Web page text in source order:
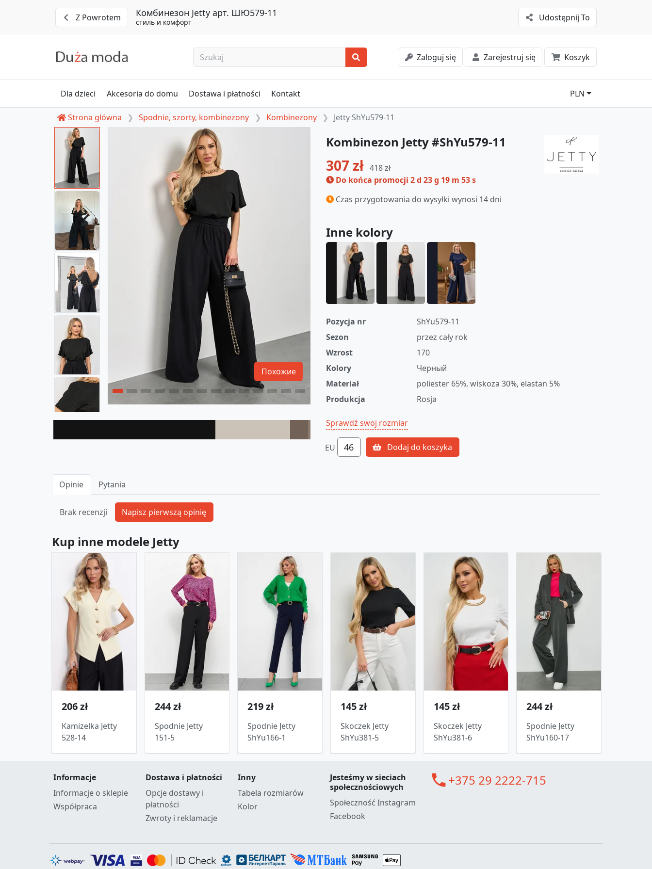
Z Powrotem Комбинезон Jetty арт. ШЮ579-11
стиль и комфорт Udostępnij To
Zaloguj się Zarejestruj się Koszyk
Dla dzieci Akcesoria do domu Dostawa i płatności Kontakt PLN
Strona główna Spodnie, szorty, kombinezony Kombinezony Jetty ShYu579-11
Похожие
Kombinezon Jetty #ShYu579-11
307 zł 418 zł
Do końca promocji 2 d 23 g 19 m 52 s
Czas przygotowania do wysyłki wynosi 14 dni
Inne kolory
Pozycja nr
ShYu579-11
Sezon
przez cały rok
Wzrost
170
Kolory
Черный
Materiał
poliester 65%, wiskoza 30%, elastan 5%
Produkcja
Rosja
Sprawdź swoj rozmiar
EU 46 Dodaj do koszyka
Opinie Pytania
Brak recenzji
Kup inne modele Jetty
206 zł
Kamizelka Jetty
528-14
244 zł
Spodnie Jetty
151-5
219 zł
Spodnie Jetty
ShYu166-1
145 zł
Skoczek Jetty
ShYu381-5
145 zł
Skoczek Jetty
ShYu381-6
244 zł
Spodnie Jetty
ShYu160-17
Informacje
Informacje o sklepie
Współpraca
Dostawa i płatności
Opcje dostawy i
płatności
Zwroty i reklamacje
Inny
Tabela rozmiarów
Kolor
Jesteśmy w sieciach
społecznościowych
Społeczność Instagram
Facebook
call+375 29 2222-715